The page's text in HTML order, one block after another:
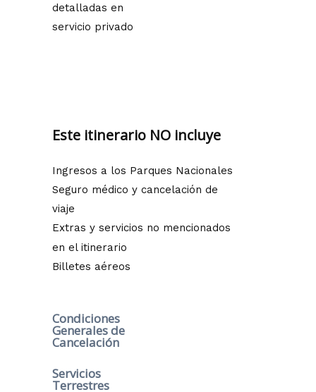
detalladas en
servicio privado
Este itinerario NO incluye
Ingresos a los Parques Nacionales
Seguro médico y cancelación de
viaje
Extras y servicios no mencionados
en el itinerario
Billetes aéreos
Condiciones
Generales de
Cancelación
Servicios
Terrestres